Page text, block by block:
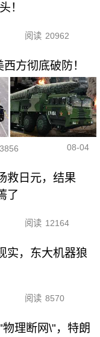
！
阅读 20962
方彻底破防！
08-04
救日元，结果
了
阅读 12164
实，东大机器狼
阅读 8570
理断网\"，特朗